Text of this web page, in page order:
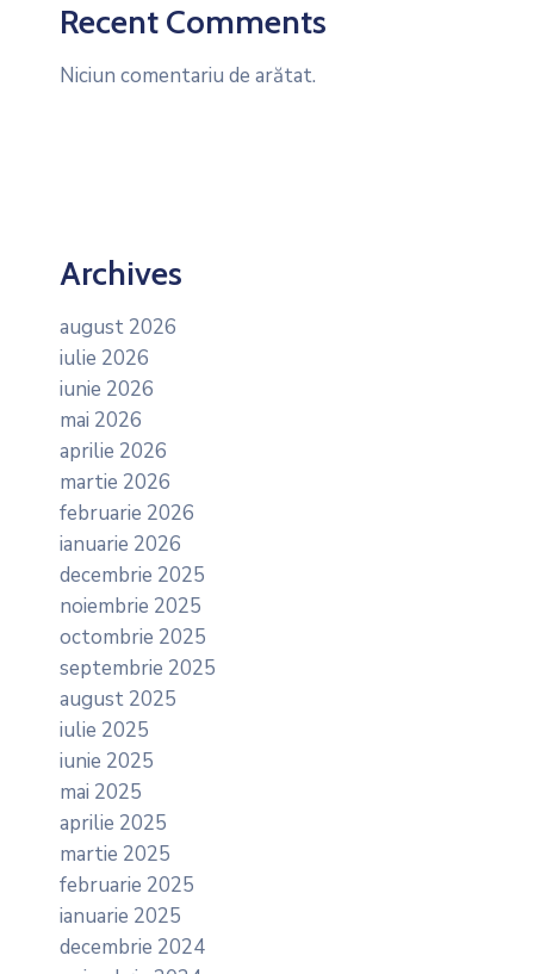
Recent Comments
Niciun comentariu de arătat.
Archives
august 2026
iulie 2026
iunie 2026
mai 2026
aprilie 2026
martie 2026
februarie 2026
ianuarie 2026
decembrie 2025
noiembrie 2025
octombrie 2025
septembrie 2025
august 2025
iulie 2025
iunie 2025
mai 2025
aprilie 2025
martie 2025
februarie 2025
ianuarie 2025
decembrie 2024